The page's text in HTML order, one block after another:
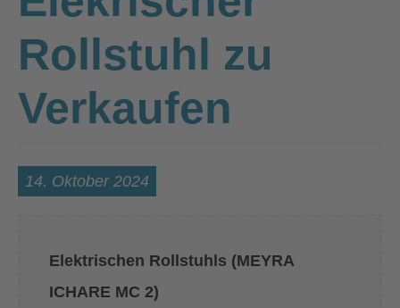
Rollstuhl zu
Verkaufen
14. Oktober 2024
Elektrischen Rollstuhls (MEYRA
ICHARE MC 2)